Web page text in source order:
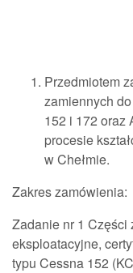
Przedmiotem
zamiennych
152 i 172 oraz
procesie
w Chełmie.
Zakres zamówienia:
Zadanie nr 1 Części
eksploatacyjne,
typu Cessna 152